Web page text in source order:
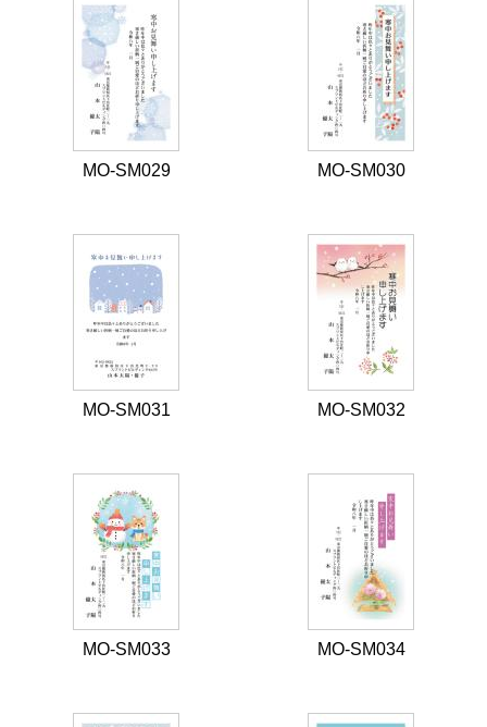
MO-SM029 MO-SM030
MO-SM031 MO-SM032
MO-SM033 MO-SM034